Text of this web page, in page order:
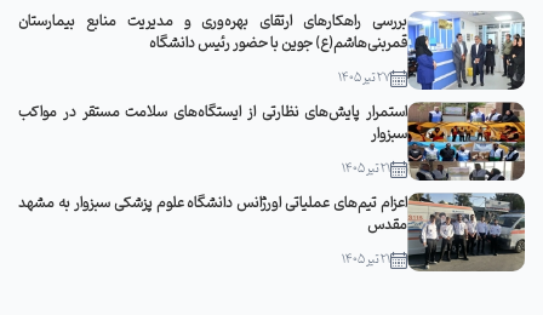
بررسی راهکارهای ارتقای بهره‌وری و مدیریت منابع بیمارستان
قمربنی‌هاشم(ع) جوین با حضور رئیس دانشگاه
27 تیر 1405
استمرار پایش‌های نظارتی از ایستگاه‌های سلامت مستقر در مواکب
سبزوار
21 تیر 1405
اعزام تیم‌های عملیاتی اورژانس دانشگاه علوم پزشکی سبزوار به مشهد
مقدس
21 تیر 1405